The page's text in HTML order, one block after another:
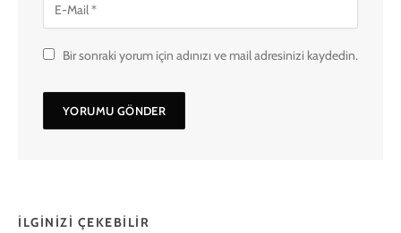
Bir sonraki yorum için adınızı ve mail adresinizi kaydedin.
İLGINIZI ÇEKEBILIR